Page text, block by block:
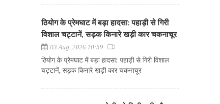
ठियोग के प्रेमघाट में बड़ा हादसा: पहाड़ी से गिरी
विशाल चट्टानें, सड़क किनारे खड़ी कार चकनाचूर
03 Aug, 2026 10:59
ठियोग के प्रेमघाट में बड़ा हादसा: पहाड़ी से गिरी विशाल
चट्टानें, सड़क किनारे खड़ी कार चकनाचूर